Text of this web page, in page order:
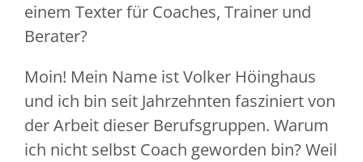
einem Texter für Coaches, Trainer und
Berater?
Moin! Mein Name ist Volker Höinghaus
und ich bin seit Jahrzehnten fasziniert von
der Arbeit dieser Berufsgruppen. Warum
ich nicht selbst Coach geworden bin? Weil